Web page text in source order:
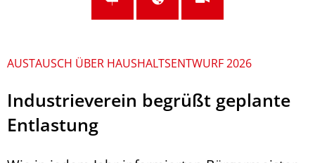
AUSTAUSCH ÜBER HAUSHALTSENTWURF 2026
Industrieverein begrüßt geplante
Entlastung